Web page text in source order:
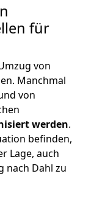
für
von
Manchmal
von
werden.
befinden,
Lage, auch
nach Dahl zu